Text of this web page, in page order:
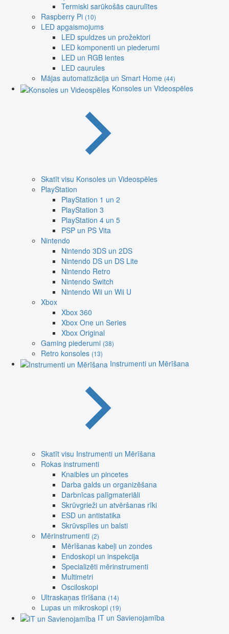
Termiski sarūkošās caurulītes
Raspberry Pi (10)
LED apgaismojums
LED spuldzes un prožektori
LED komponenti un piederumi
LED un RGB lentes
LED caurules
Mājas automatizācija un Smart Home (44)
Konsoles un Videospēles
Skatīt visu Konsoles un Videospēles
PlayStation
PlayStation 1 un 2
PlayStation 3
PlayStation 4 un 5
PSP un PS Vita
Nintendo
Nintendo 3DS un 2DS
Nintendo DS un DS Lite
Nintendo Retro
Nintendo Switch
Nintendo Wii un Wii U
Xbox
Xbox 360
Xbox One un Series
Xbox Original
Gaming piederumi (38)
Retro konsoles (13)
Instrumenti un Mērīšana
Skatīt visu Instrumenti un Mērīšana
Rokas instrumenti
Knaibles un pincetes
Darba galds un organizēšana
Darbnīcas palīgmateriāli
Skrūvgrieži un atvēršanas rīki
ESD un antistatika
Skrūvspīles un balsti
Mērinstrumenti (2)
Mērīšanas kabeļi un zondes
Endoskopi un inspekcija
Specializēti mērinstrumenti
Multimetri
Osciloskopi
Ultraskaņas tīrīšana (14)
Lupas un mikroskopi (19)
IT un Savienojamība